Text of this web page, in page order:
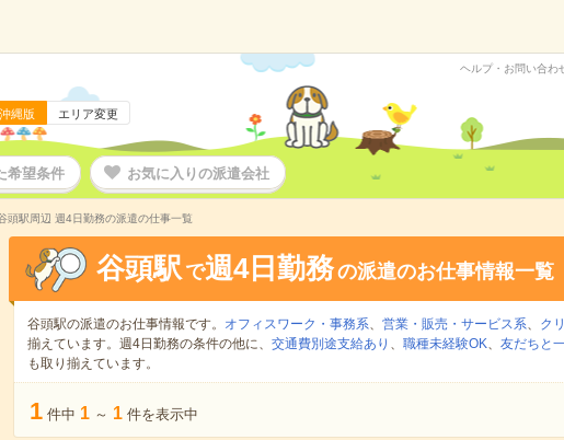
縄版 エリア変更
ヘルプ・お問い合わ
希望条件 お気に入りの派遣会社
頭駅周辺 週4日勤務の派遣の仕事一覧
谷頭駅 で週4日勤務の派遣のお仕事情報一覧
谷頭駅の派遣のお仕事情報です。 オフィスワーク・事務系、 営業・販売・サービス系、 ク
揃えています。週4日勤務の条件の他に、 交通費別途支給あり 、 職種未経験OK、 友だちと
も取り揃えています。
1 件中 1 ～ 1 件を表示中